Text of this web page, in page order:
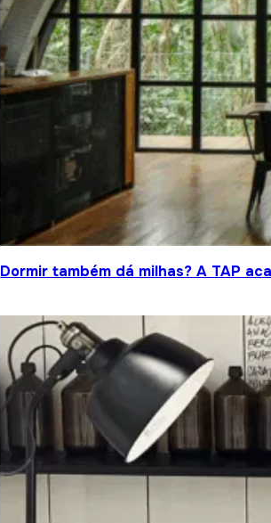
Dormir também dá milhas? A TAP